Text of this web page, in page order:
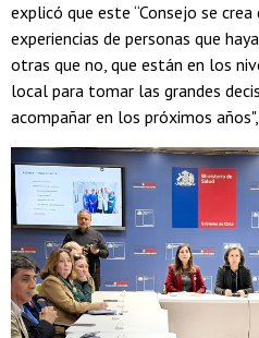
explicó que este “Consejo se
experiencias de personas que
otras que no, que están en los
local para tomar las grandes
acompañar en los próximos